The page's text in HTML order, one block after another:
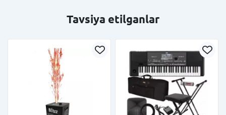
Tavsiya etilganlar